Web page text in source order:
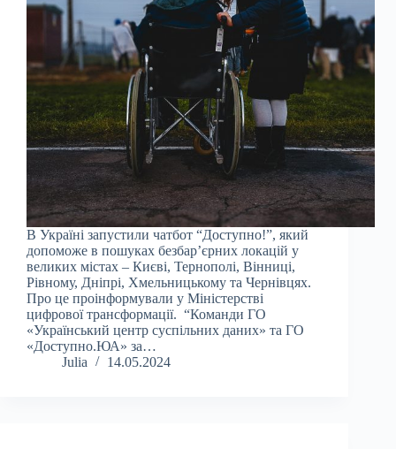
В Україні запустили чатбот “Доступно!”, який
допоможе в пошуках безбарʼєрних локацій у
великих містах – Києві, Тернополі, Вінниці,
Рівному, Дніпрі, Хмельницькому та Чернівцях.
Про це проінформували у Міністерстві
цифрової трансформації. “Команди ГО
«Український центр суспільних даних» та ГО
«Доступно.ЮА» за…
Julia
14.05.2024